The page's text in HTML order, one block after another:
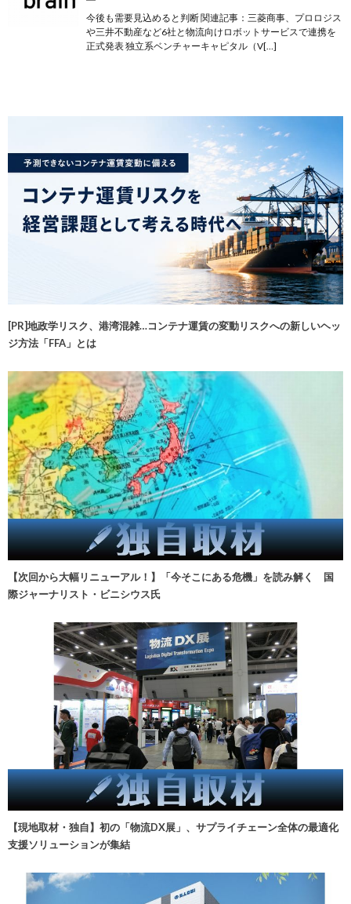
今後も需要見込めると判断 関連記事：三菱商事、プロロジス
や三井不動産など6社と物流向けロボットサービスで連携を
正式発表 独立系ベンチャーキャピタル（V[…]
[PR]地政学リスク、港湾混雑…コンテナ運賃の変動リスクへの新しいヘッ
ジ方法「FFA」とは
【次回から大幅リニューアル！】「今そこにある危機」を読み解く 国
際ジャーナリスト・ビニシウス氏
【現地取材・独自】初の「物流DX展」、サプライチェーン全体の最適化
支援ソリューションが集結